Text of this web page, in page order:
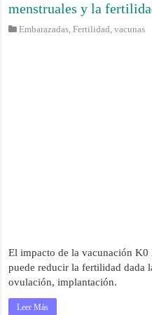
menstruales y la
Embarazadas,Fertilidad ,vacunas
El impacto de la vacunación K0
puede reducir la fertilidad dada
ovulación, implantación.
Leer Más